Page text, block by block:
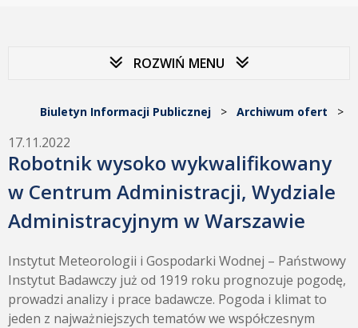
ROZWIŃ MENU
Biuletyn Informacji Publicznej > Archiwum ofert >
17.11.2022
Robotnik wysoko wykwalifikowany
w Centrum Administracji, Wydziale
Administracyjnym w Warszawie
Instytut Meteorologii i Gospodarki Wodnej – Państwowy
Instytut Badawczy już od 1919 roku prognozuje pogodę,
prowadzi analizy i prace badawcze. Pogoda i klimat to
jeden z najważniejszych tematów we współczesnym